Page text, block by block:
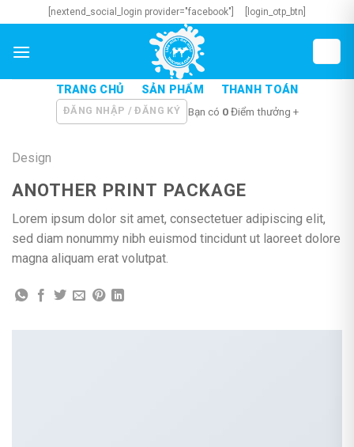
to
content
[nextend_social_login provider="facebook"] [login_otp_btn]
TRANG CHỦ SẢN PHẨM THANH TOÁN
ĐĂNG NHẬP / ĐĂNG KÝ Bạn có 0Điểm thưởng +
Design
ANOTHER PRINT PACKAGE
Lorem ipsum dolor sit amet, consectetuer adipiscing elit,
sed diam nonummy nibh euismod tincidunt ut laoreet dolore
magna aliquam erat volutpat.